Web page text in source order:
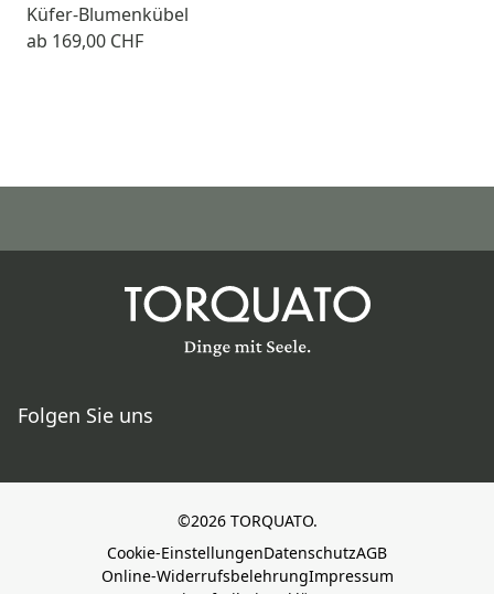
Küfer-Blumenkübel
ab 169,00 CHF
Folgen Sie uns
©2026 TORQUATO.
Cookie-EinstellungenDatenschutzAGB
Online-WiderrufsbelehrungImpressum